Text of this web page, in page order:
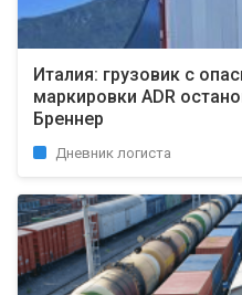
Италия: грузовик с
маркировки ADR
Бреннер
Дневник логиста